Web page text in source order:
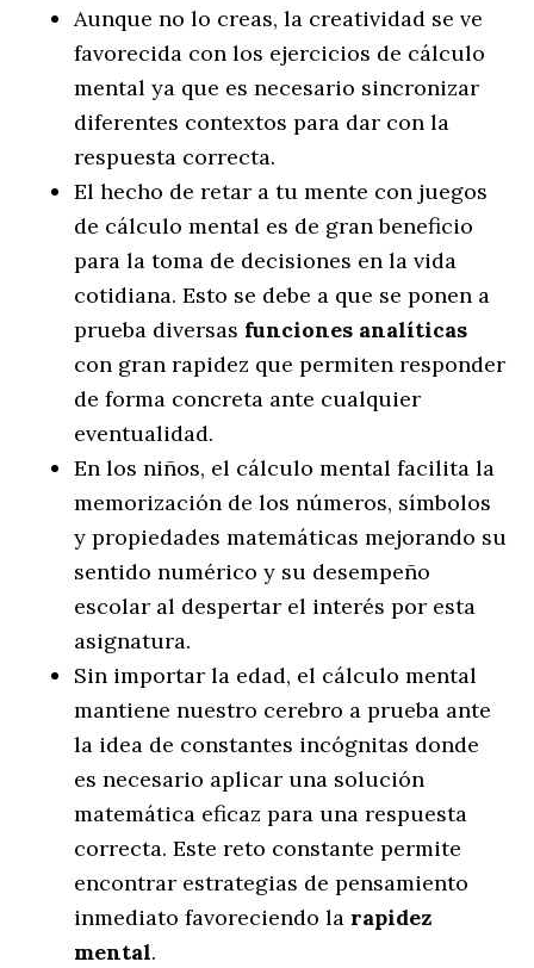
Aunque no lo creas, la creatividad se ve
favorecida con los ejercicios de cálculo
mental ya que es necesario sincronizar
diferentes contextos para dar con la
respuesta correcta.
El hecho de retar a tu mente con juegos
de cálculo mental es de gran beneficio
para la toma de decisiones en la vida
cotidiana. Esto se debe a que se ponen a
prueba diversas funciones analíticas
con gran rapidez que permiten responder
de forma concreta ante cualquier
eventualidad.
En los niños, el cálculo mental facilita la
memorización de los números, símbolos
y propiedades matemáticas mejorando su
sentido numérico y su desempeño
escolar al despertar el interés por esta
asignatura.
Sin importar la edad, el cálculo mental
mantiene nuestro cerebro a prueba ante
la idea de constantes incógnitas donde
es necesario aplicar una solución
matemática eficaz para una respuesta
correcta. Este reto constante permite
encontrar estrategias de pensamiento
inmediato favoreciendo la rapidez
mental.